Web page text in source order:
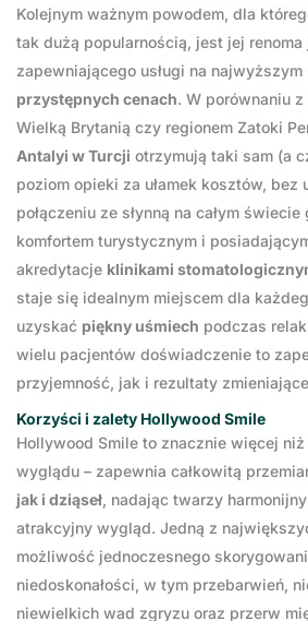
Kolejnym ważnym powodem, dla
tak dużą popularnością, jest jej renoma
zapewniającego usługi na najwyższym
przystępnych cenach. W porównaniu
Wielką Brytanią czy regionem Zatoki
Antalyi w Turcji otrzymują taki sam (a
poziom opieki za ułamek kosztów, bez
połączeniu ze słynną na całym
komfortem turystycznym i
akredytacje klinikami
staje się idealnym miejscem dla
uzyskać piękny uśmiech podczas
wielu pacjentów doświadczenie to
przyjemność, jak i rezultaty
Korzyści i zalety Hollywood Smile
Hollywood Smile to znacznie więcej niż
wyglądu – zapewnia całkowitą
jak i dziąseł, nadając twarzy
atrakcyjny wygląd. Jedną z
możliwość jednoczesnego
niedoskonałości, w tym przebarwień,
niewielkich wad zgryzu oraz przerw